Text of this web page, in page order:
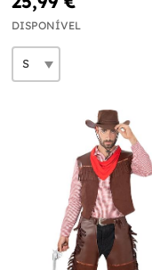
DISPONÍVEL